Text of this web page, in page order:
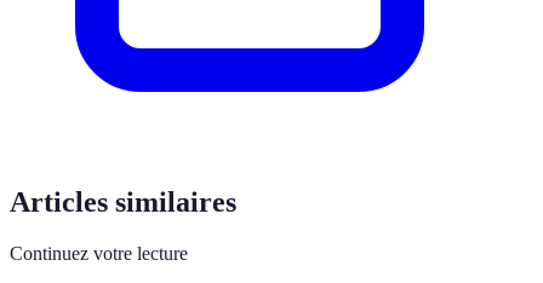
Articles similaires
Continuez votre lecture